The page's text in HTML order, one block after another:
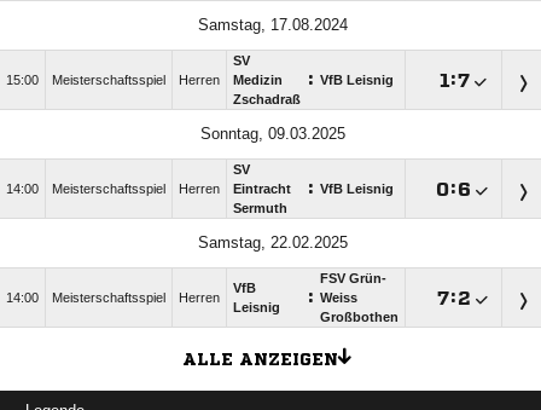
Samstag, 17.08.2024
15:00 Meisterschaftsspiel Herren
SV
Medizin
Zschadraß
: VfB Leisnig :
Sonntag, 09.03.2025
14:00 Meisterschaftsspiel Herren
SV
Eintracht
Sermuth
: VfB Leisnig :
Samstag, 22.02.2025
14:00 Meisterschaftsspiel Herren
VfB
Leisnig
:
FSV Grün-
Weiss
Großbothen
:
ALLE ANZEIGEN